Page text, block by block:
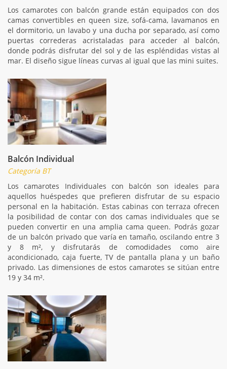
Los camarotes con balcón grande están equipados con dos
camas convertibles en queen size, sofá-cama, lavamanos en
el dormitorio, un lavabo y una ducha por separado, así como
puertas correderas acristaladas para acceder al balcón,
donde podrás disfrutar del sol y de las espléndidas vistas al
mar. El diseño sigue líneas curvas al igual que las mini suites.
Balcón Individual
Categoría BT
Los camarotes Individuales con balcón son ideales para
aquellos huéspedes que prefieren disfrutar de su espacio
personal en la habitación. Estas cabinas con terraza ofrecen
la posibilidad de contar con dos camas individuales que se
pueden convertir en una amplia cama queen. Podrás gozar
de un balcón privado que varía en tamaño, oscilando entre 3
y 8 m², y disfrutarás de comodidades como aire
acondicionado, caja fuerte, TV de pantalla plana y un baño
privado. Las dimensiones de estos camarotes se sitúan entre
19 y 34 m².